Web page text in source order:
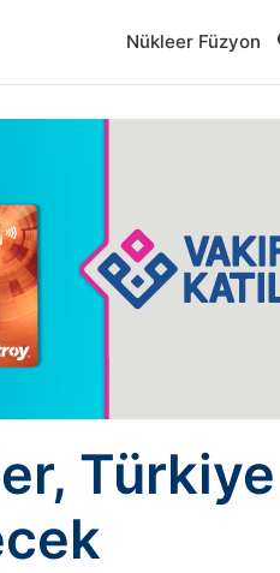
Nükleer Füzyon
Türkiye